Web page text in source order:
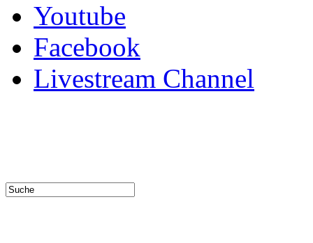
Youtube
Facebook
Livestream Channel